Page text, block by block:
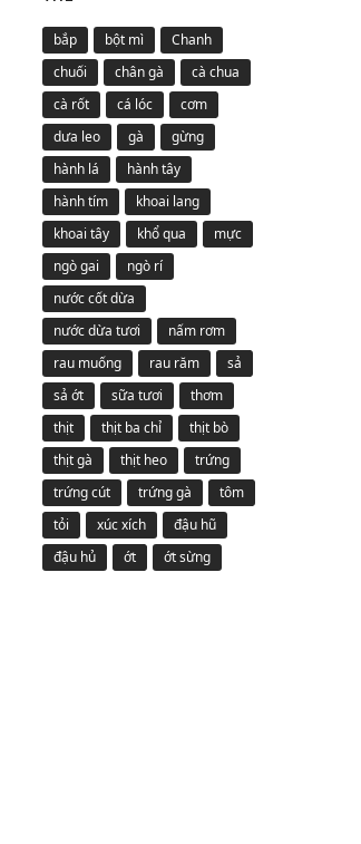
bắp bột mì
Chanh
chuối
chân gà
cà chua
cà rốt
cá lóc
cơm
dưa leo
gà
gừng
hành lá
hành tây
hành tím
khoai lang
khoai tây
khổ qua
mực
ngò gai
ngò rí
nước cốt dừa
nước dừa tươi
nấm rơm
rau muống
rau răm
sả
sả ớt
sữa tươi
thơm
thịt
thịt ba chỉ
thịt bò
thịt gà
thịt heo
trứng
trứng cút
trứng gà
tôm
tỏi
xúc xích
đậu hũ
đậu hủ
ớt ớt sừng